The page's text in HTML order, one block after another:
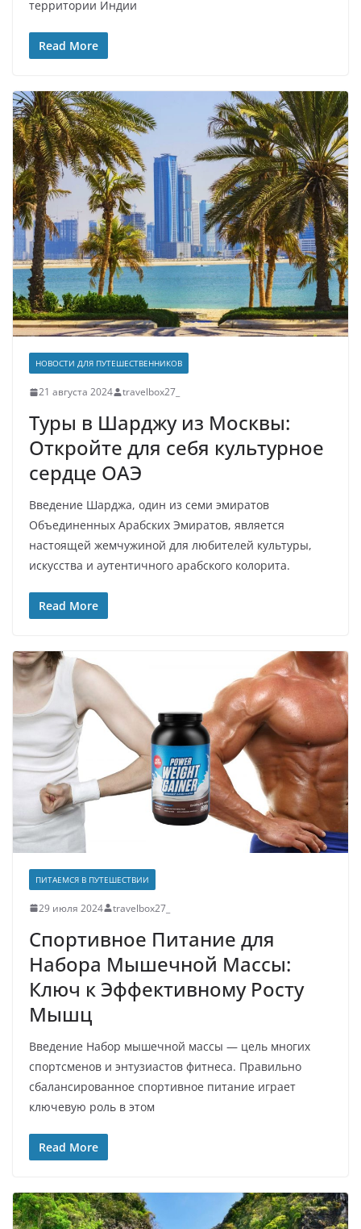
территории Индии
Read More
НОВОСТИ ДЛЯ ПУТЕШЕСТВЕННИКОВ
21 августа 2024 travelbox27_
Туры в Шарджу из Москвы:
Откройте для себя культурное
сердце ОАЭ
Введение Шарджа, один из семи эмиратов
Объединенных Арабских Эмиратов, является
настоящей жемчужиной для любителей культуры,
искусства и аутентичного арабского колорита.
Read More
ПИТАЕМСЯ В ПУТЕШЕСТВИИ
29 июля 2024 travelbox27_
Спортивное Питание для
Набора Мышечной Массы:
Ключ к Эффективному Росту
Мышц
Введение Набор мышечной массы — цель многих
спортсменов и энтузиастов фитнеса. Правильно
сбалансированное спортивное питание играет
ключевую роль в этом
Read More